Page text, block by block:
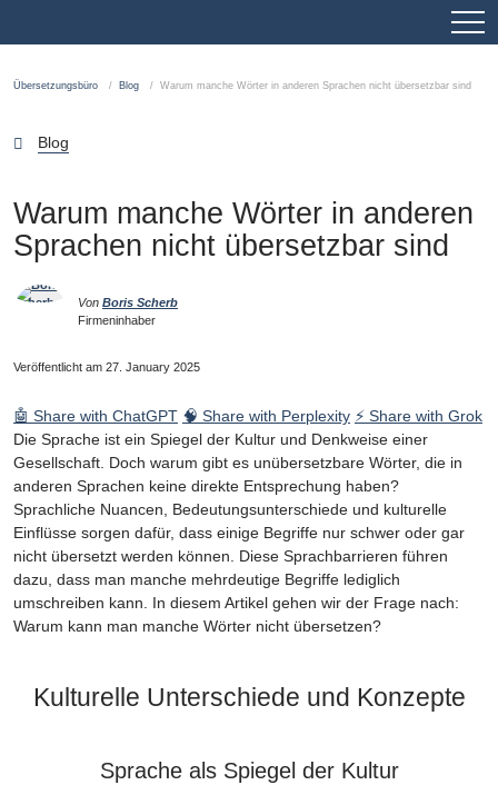
Übersetzungsbüro Blog Warum manche Wörter in anderen Sprachen nicht übersetzbar sind
Blog
Warum manche Wörter in anderen
Sprachen nicht übersetzbar sind
Von Boris Scherb
Firmeninhaber
Veröffentlicht am 27. January 2025
🤖 Share with ChatGPT 🧠 Share with Perplexity ⚡ Share with Grok
Die Sprache ist ein Spiegel der Kultur und Denkweise einer
Gesellschaft. Doch warum gibt es unübersetzbare Wörter, die in
anderen Sprachen keine direkte Entsprechung haben?
Sprachliche Nuancen, Bedeutungsunterschiede und kulturelle
Einflüsse sorgen dafür, dass einige Begriffe nur schwer oder gar
nicht übersetzt werden können. Diese Sprachbarrieren führen
dazu, dass man manche mehrdeutige Begriffe lediglich
umschreiben kann. In diesem Artikel gehen wir der Frage nach:
Warum kann man manche Wörter nicht übersetzen?
Kulturelle Unterschiede und Konzepte
Sprache als Spiegel der Kultur